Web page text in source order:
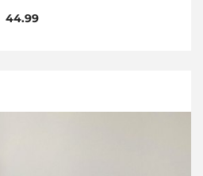
44.99